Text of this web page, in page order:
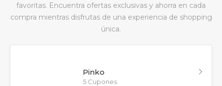
favoritas. Encuentra ofertas exclusivas y ahorra en cada
compra mientras disfrutas de una experiencia de shopping
única.
Pinko
5 Cupones